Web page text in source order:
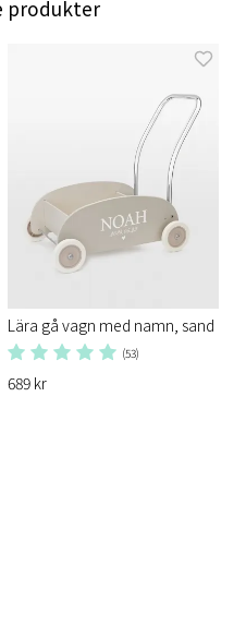
produkter
Lära gå vagn med namn, sand
(53)
689 kr